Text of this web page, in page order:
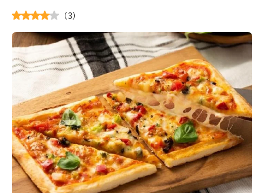
（3）